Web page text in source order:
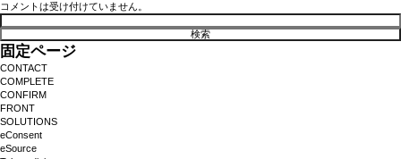
RESOURCES
TOPICS
コメントは受け付けていません。
検
索:
固定ページ
CONTACT
COMPLETE
CONFIRM
FRONT
SOLUTIONS
eConsent
eSource